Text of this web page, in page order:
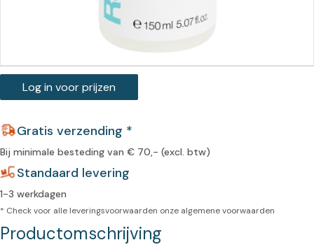
Log in voor prijzen
Gratis verzending *
Bij minimale besteding van € 70,- (excl. btw)
Standaard levering
1-3 werkdagen
* Check voor alle leveringsvoorwaarden onze algemene voorwaarden
Productomschrijving